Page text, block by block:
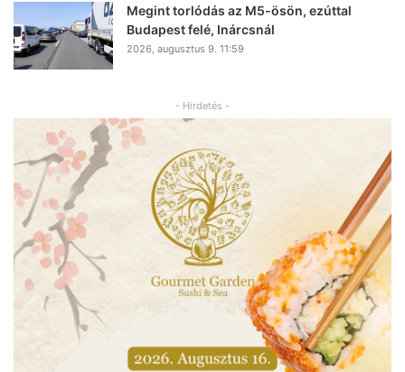
Megint torlódás az M5-ösön, ezúttal
Budapest felé, Inárcsnál
2026, augusztus 9. 11:59
- Hirdetés -